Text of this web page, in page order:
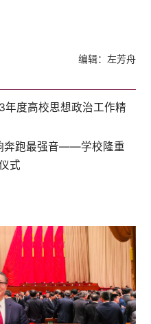
编辑：左芳舟
度高校思想政治工作精
奔跑最强音——学校隆重
式